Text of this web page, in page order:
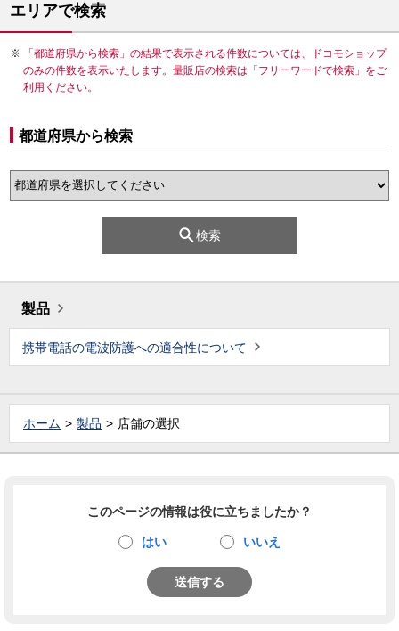
エリアで検索
「都道府県から検索」の結果で表示される件数については、ドコモショップ
のみの件数を表示いたします。量販店の検索は「フリーワードで検索」をご
利用ください。
都道府県から検索
検索
製品
携帯電話の電波防護への適合性について
ホーム 製品 店舗の選択
このページの情報は役に立ちましたか？
はい いいえ
送信する